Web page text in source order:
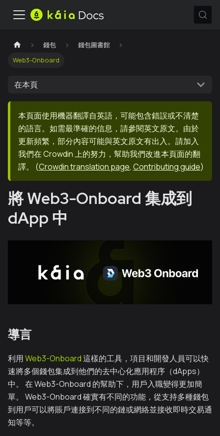
錢包
錢包圖書館
Web3-Onboard
在本頁
本頁面使用機器翻譯自英語，可能包含錯誤或不清楚
的語言。如需最準確的信息，請參閱英文原文。由於
更新頻繁，部分內容可能與英文原文有出入。請加入
我們在 Crowdin 上的努力，幫助我們改進本頁面的翻
譯。
(Crowdin translation page, Contributing guide)
將 Web3-Onboard 集成到
dApp 中
導言
利用Web3-Onboard這樣的工具，項目和開發人員可以快
速將多個錢包集成到他們的去中心化應用程序（dApps）
中。 在 Web3-Onboard 的幫助下，用戶入職變得更加簡
單。 Web3-Onboard 確實有不同的功能，從支持多種錢包
到用戶可以將賬戶連接到不同的鏈或網絡並接收即時交易通
知等等。